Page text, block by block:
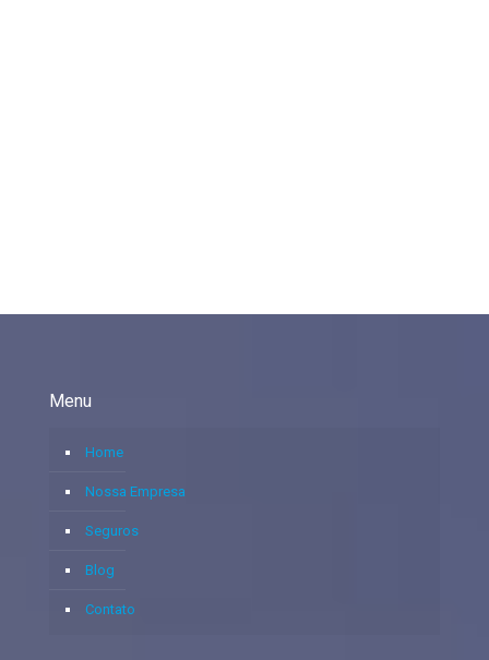
Menu
Home
Nossa Empresa
Seguros
Blog
Contato